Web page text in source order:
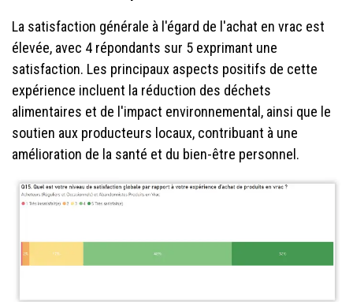
La satisfaction générale à l'égard de l'achat en vrac est
élevée, avec 4 répondants sur 5 exprimant une
satisfaction. Les principaux aspects positifs de cette
expérience incluent la réduction des déchets
alimentaires et de l'impact environnemental, ainsi que le
soutien aux producteurs locaux, contribuant à une
amélioration de la santé et du bien-être personnel.